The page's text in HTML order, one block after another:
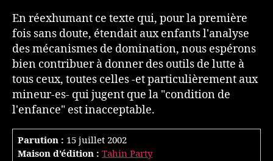
En réexhumant ce texte qui, pour la première
fois sans doute, étendait aux enfants l'analyse
des mécanismes de domination, nous espérons
bien contribuer à donner des outils de lutte à
tous ceux, toutes celles -et particulièrement aux
mineur-es- qui jugent que la "condition de
l'enfance" est inacceptable.
Parution : 15 juillet 2002
Maison d’édition : Tahin Party